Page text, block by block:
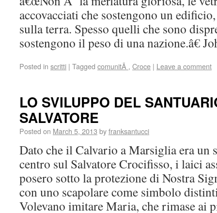
accovacciati che sostengono un
sulla terra. Spesso quelli che sono
sostengono il peso di una nazione.â€
Posted in scritti | Tagged comunitÃ , Croce | Leave a comment
LO SVILUPPO DEL
SALVATORE
Posted on March 5, 2013 byfranksantucci
Dato che il Calvario a Marsiglia era un
centro sul Salvatore Crocifisso, i laici
posero sotto la protezione di Nostra
con uno scapolare come simbolo
Volevano imitare Maria, che rimase ai